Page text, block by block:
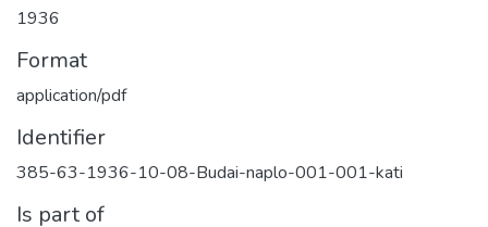
1936
Format
application/pdf
Identifier
385-63-1936-10-08-Budai-naplo-001-001-kati
Is part of